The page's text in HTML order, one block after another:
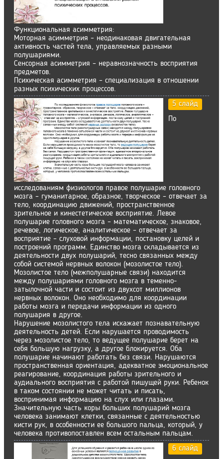
Функциональная асимметрия:
Моторная асимметрия – неодинаковая двигательная
активность частей тела, управляемых разными
полушариями.
Сенсорная асимметрия – неравнозначность восприятия
предметов.
Психическая асимметрия – специализация в отношении
разных психических процессов.
5 слайд
По
исследованиям физиологов правое полушарие головного
мозга – гуманитарное, образное, творческое – отвечает за
тело, координацию движений, пространственное
зрительное и кинестетическое восприятие. Левое
полушарие головного мозга – математическое, знаковое,
речевое, логическое, аналитическое – отвечает за
восприятие – слуховой информации, постановку целей и
построений программ. Единство мозга складывается из
деятельности двух полушарий, тесно связанных между
собой системой нервных волокон (мозолистое тело).
Мозолистое тело (межполушарные связи) находится
между полушариями головного мозга в теменно-
затылочной части и состоит из двухсот миллионов
нервных волокон. Оно необходимо для координации
работы мозга и передачи информации из одного
полушария в другое.
Нарушение мозолистого тела искажает познавательную
деятельность детей. Если нарушается проводимость
через мозолистое тело, то ведущее полушарие берет на
себя большую нагрузку, а другое блокируется. Оба
полушарие начинают работать без связи. Нарушаются
пространственная ориентация, адекватное эмоциональное
реагирование, координация работы зрительного и
аудиального восприятия с работой пишущей руки. Ребенок
в таком состоянии не может читать и писать,
воспринимая информацию на слух или глазами.
Значительную часть коры больших полушарий мозга
человека занимают клетки, связанные с деятельностью
кисти рук, в особенности ее большого пальца, который, у
человека противопоставлен всем остальным пальцам.
6 слайд